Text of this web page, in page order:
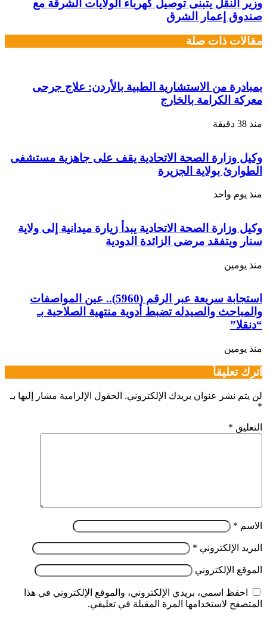
وزير النقل يتبنى توصيل كهرباء الولايات الشرقة مع
صندوق إعمار الشرق
مقالات ذات صلة
بمبادرة من الاستشارية الطبية بالأردن: علاج جرحى
معركة الكرامة بالخارج
منذ 38 دقيقة
وكيل وزارة الصحة الاتحادية يقف على جاهزية مستشفى
الطوارئ بولاية الجزيرة
منذ يوم واحد
وكيل وزارة الصحة الاتحادية يبدأ زيارة ميدانية إلى ولاية
سنار ويتفقد مرضى الزائدة الدودية
منذ يومين
استجابة سريعة عبر الرقم (5960).. عين المواصفات
والمباحث والصيدله تضبط أدوية منتهية الصلاحية بـ
“دنقلا”
منذ يومين
اترك تعليقاً
لن يتم نشر عنوان بريدك الإلكتروني. الحقول الإلزامية مشار إليها بـ
*
التعليق *
الاسم *
البريد الإلكتروني *
الموقع الإلكتروني
احفظ اسمي، بريدي الإلكتروني، والموقع الإلكتروني في هذا
المتصفح لاستخدامها المرة المقبلة في تعليقي.